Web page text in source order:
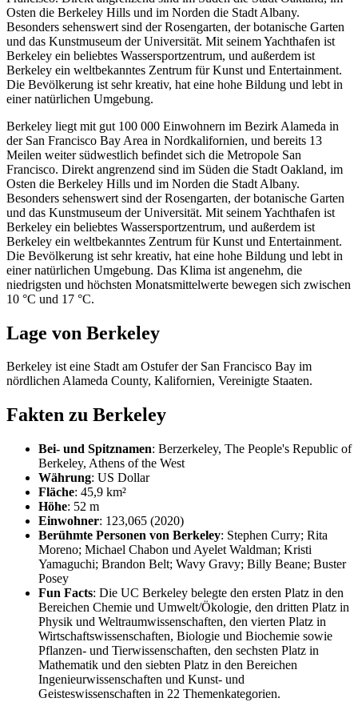
Osten die Berkeley Hills und im Norden die Stadt Albany.
Besonders sehenswert sind der Rosengarten, der botanische Garten
und das Kunstmuseum der Universität. Mit seinem Yachthafen ist
Berkeley ein beliebtes Wassersportzentrum, und außerdem ist
Berkeley ein weltbekanntes Zentrum für Kunst und Entertainment.
Die Bevölkerung ist sehr kreativ, hat eine hohe Bildung und lebt in
einer natürlichen Umgebung.
Berkeley liegt mit gut 100 000 Einwohnern im Bezirk Alameda in
der San Francisco Bay Area in Nordkalifornien, und bereits 13
Meilen weiter südwestlich befindet sich die Metropole San
Francisco. Direkt angrenzend sind im Süden die Stadt Oakland, im
Osten die Berkeley Hills und im Norden die Stadt Albany.
Besonders sehenswert sind der Rosengarten, der botanische Garten
und das Kunstmuseum der Universität. Mit seinem Yachthafen ist
Berkeley ein beliebtes Wassersportzentrum, und außerdem ist
Berkeley ein weltbekanntes Zentrum für Kunst und Entertainment.
Die Bevölkerung ist sehr kreativ, hat eine hohe Bildung und lebt in
einer natürlichen Umgebung. Das Klima ist angenehm, die
niedrigsten und höchsten Monatsmittelwerte bewegen sich zwischen
10 °C und 17 °C.
Lage von Berkeley
Berkeley ist eine Stadt am Ostufer der San Francisco Bay im
nördlichen Alameda County, Kalifornien, Vereinigte Staaten.
Fakten zu Berkeley
Bei- und Spitznamen: Berzerkeley, The People's Republic of
Berkeley, Athens of the West
Währung: US Dollar
Fläche: 45,9 km²
Höhe: 52 m
Einwohner: 123,065 (2020)
Berühmte Personen von Berkeley: Stephen Curry; Rita
Moreno; Michael Chabon und Ayelet Waldman; Kristi
Yamaguchi; Brandon Belt; Wavy Gravy; Billy Beane; Buster
Posey
Fun Facts: Die UC Berkeley belegte den ersten Platz in den
Bereichen Chemie und Umwelt/Ökologie, den dritten Platz in
Physik und Weltraumwissenschaften, den vierten Platz in
Wirtschaftswissenschaften, Biologie und Biochemie sowie
Pflanzen- und Tierwissenschaften, den sechsten Platz in
Mathematik und den siebten Platz in den Bereichen
Ingenieurwissenschaften und Kunst- und
Geisteswissenschaften in 22 Themenkategorien.